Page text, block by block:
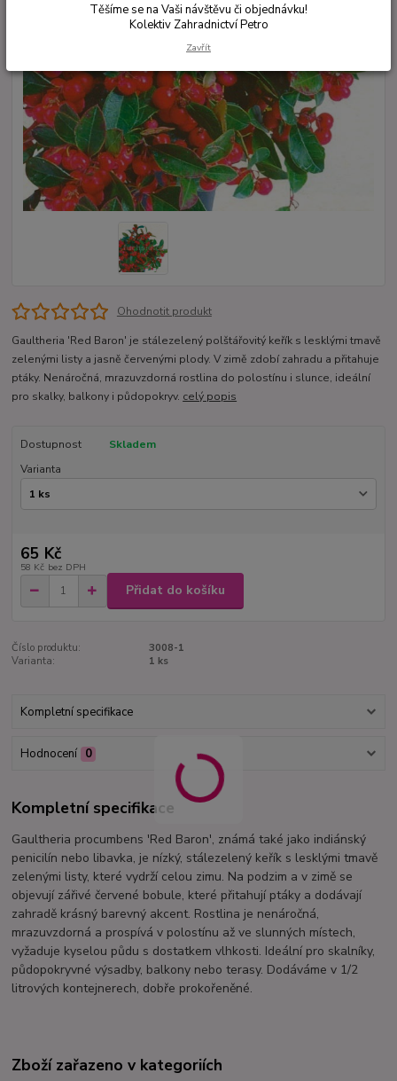
Ohodnotit produkt
Gaultheria 'Red Baron' je stálezelený polštářovitý keřík s lesklými tmavě
zelenými listy a jasně červenými plody. V zimě zdobí zahradu a přitahuje
ptáky. Nenáročná, mrazuvzdorná rostlina do polostínu i slunce, ideální
pro skalky, balkony i půdopokryv. celý popis
Dostupnost
Skladem
Varianta
65 Kč
58 Kč bez DPH
Přidat do košíku
Číslo produktu:
3008-1
Varianta:
1 ks
Kompletní specifikace
Hodnocení 0
Kompletní specifikace
Gaultheria procumbens 'Red Baron', známá také jako indiánský
penicilín nebo libavka, je nízký, stálezelený keřík s lesklými tmavě
zelenými listy, které vydrží celou zimu. Na podzim a v zimě se
objevují zářivé červené bobule, které přitahují ptáky a dodávají
zahradě krásný barevný akcent. Rostlina je nenáročná,
mrazuvzdorná a prospívá v polostínu až ve slunných místech,
vyžaduje kyselou půdu s dostatkem vlhkosti. Ideální pro skalníky,
půdopokryvné výsadby, balkony nebo terasy. Dodáváme v 1/2
litrových kontejnerech, dobře prokořeněné.
Zboží zařazeno v kategoriích
Těšíme se na Vaši návštěvu či objednávku!
Kolektiv Zahradnictví Petro
Zavřít